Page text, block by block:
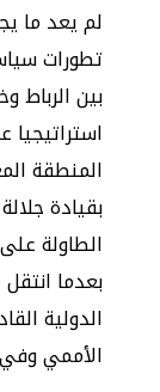
لم يعد ما
تطورات
بين الرباط
المنطقة
بقيادة
الطاولة
بعدما
الدولية
الأممي وفي